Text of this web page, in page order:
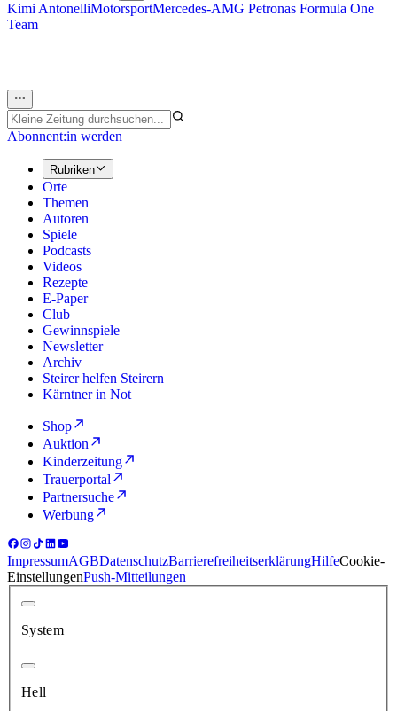
Kimi AntonelliMotorsportMercedes-AMG Petronas Formula One
Team
Abonnent:in werden
Rubriken
Orte
Themen
Autoren
Spiele
Podcasts
Videos
Rezepte
E-Paper
Club
Gewinnspiele
Newsletter
Archiv
Steirer helfen Steirern
Kärntner in Not
Shop
Auktion
Kinderzeitung
Trauerportal
Partnersuche
Werbung
ImpressumAGBDatenschutzBarrierefreiheitserklärungHilfeCookie-
EinstellungenPush-Mitteilungen
System
Hell